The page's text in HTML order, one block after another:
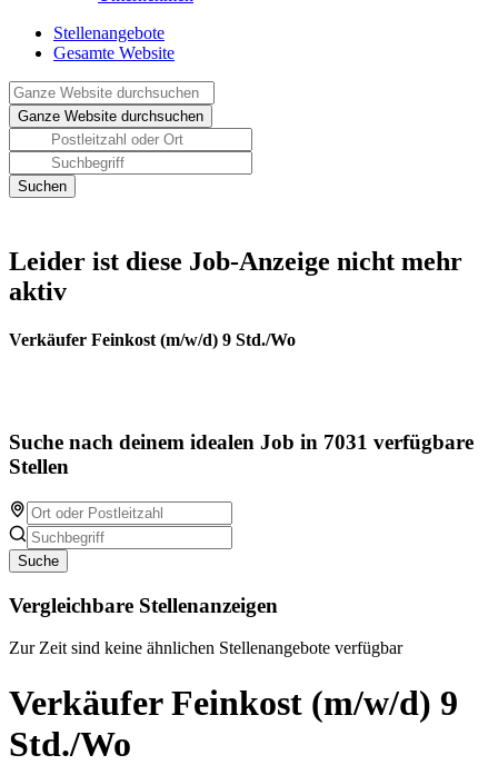
Stellenangebote
Gesamte Website
Leider ist diese Job-Anzeige nicht mehr
aktiv
Verkäufer Feinkost (m/w/d) 9 Std./Wo
Suche nach deinem idealen Job in 7031 verfügbare
Stellen
Suche
Vergleichbare Stellenanzeigen
Zur Zeit sind keine ähnlichen Stellenangebote verfügbar
Verkäufer Feinkost (m/w/d) 9
Std./Wo